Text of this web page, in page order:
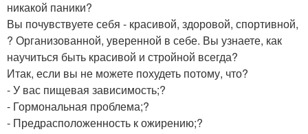
никакой паники?
Вы почувствуете себя - красивой, здоровой, спортивной,
? Организованной, уверенной в себе. Вы узнаете, как
научиться быть красивой и стройной всегда?
Итак, если вы не можете похудеть потому, что?
- У вас пищевая зависимость;?
- Гормональная проблема;?
- Предрасположенность к ожирению;?